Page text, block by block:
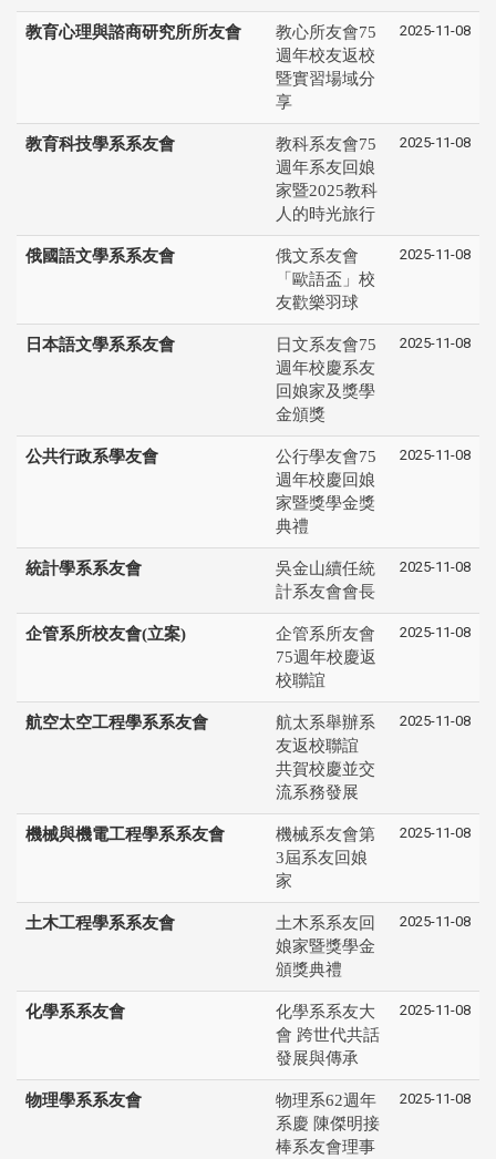
教育心理與諮商研究所所友會
教心所友會75
週年校友返校
暨實習場域分
享
2025-11-08
教育科技學系系友會
教科系友會75
週年系友回娘
家暨2025教科
人的時光旅行
2025-11-08
俄國語文學系系友會
俄文系友會
「歐語盃」校
友歡樂羽球
2025-11-08
日本語文學系系友會
日文系友會75
週年校慶系友
回娘家及獎學
金頒獎
2025-11-08
公共行政系學友會
公行學友會75
週年校慶回娘
家暨獎學金獎
典禮
2025-11-08
統計學系系友會
吳金山續任統
計系友會會長
2025-11-08
企管系所校友會(立案)
企管系所友會
75週年校慶返
校聯誼
2025-11-08
航空太空工程學系系友會
航太系舉辦系
友返校聯誼
共賀校慶並交
流系務發展
2025-11-08
機械與機電工程學系系友會
機械系友會第
3屆系友回娘
家
2025-11-08
土木工程學系系友會
土木系系友回
娘家暨獎學金
頒獎典禮
2025-11-08
化學系系友會
化學系系友大
會 跨世代共話
發展與傳承
2025-11-08
物理學系系友會
物理系62週年
系慶 陳傑明接
棒系友會理事
2025-11-08